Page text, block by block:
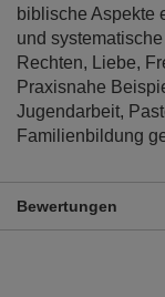
biblische Aspekte
und
Rechten, Liebe,
Praxisnahe
Jugendarbeit,
Familienbildung
Bewertungen